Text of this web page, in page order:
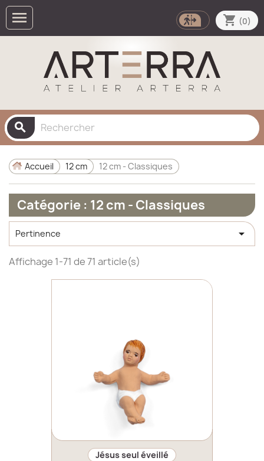
 shopping_cart (0)
search
Accueil 12 cm 12 cm - Classiques
Catégorie : 12 cm - Classiques
Pertinence 
Affichage 1-71 de 71 article(s)
Jésus seul éveillé